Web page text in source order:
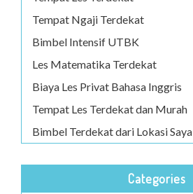
Tempat Ngaji Terdekat
Bimbel Intensif UTBK
Les Matematika Terdekat
Biaya Les Privat Bahasa Inggris
Tempat Les Terdekat dan Murah
Bimbel Terdekat dari Lokasi Saya
Categories